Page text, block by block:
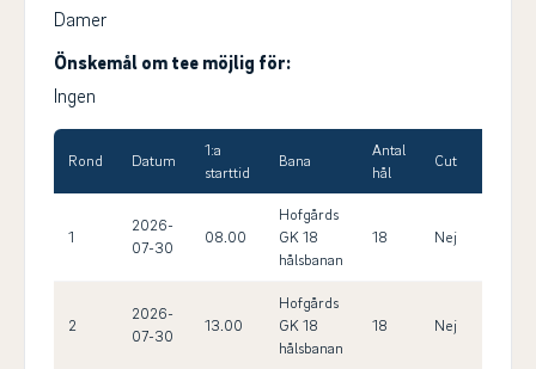
Damer
Önskemål om tee möjlig för:
Ingen
Rond Datum
1:a
starttid
Bana
Antal
hål
Cut
1
2026-
07-30
08.00
Hofgårds
GK 18
hålsbanan
18 Nej
2
2026-
07-30
13.00
Hofgårds
GK 18
hålsbanan
18 Nej